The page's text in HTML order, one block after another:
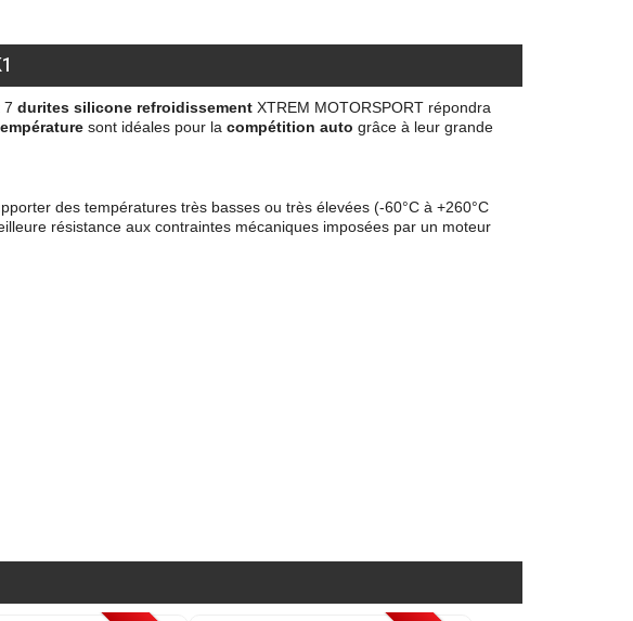
7 durites silicone refroidissement XTREM MOTORSPORT répondra
sont idéales pour la compétition auto grâce à leur grande
des températures très basses ou très élevées (-60°C à +260°C
résistance aux contraintes mécaniques imposées par un moteur